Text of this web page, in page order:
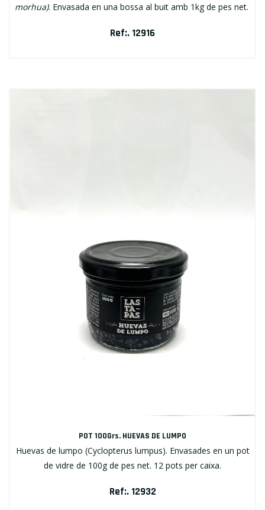
morhua). Envasada en una bossa al buit amb 1kg de pes net.
Ref:. 12916
POT 100Grs. HUEVAS DE LUMPO
Huevas de lumpo (Cyclopterus lumpus). Envasades en un pot
de vidre de 100g de pes net. 12 pots per caixa.
Ref:. 12932